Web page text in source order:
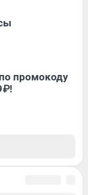
промокоду